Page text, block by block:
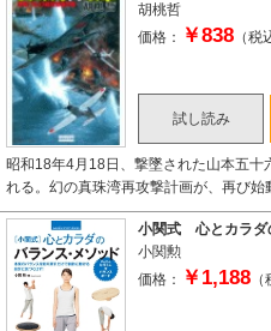
胡桃哲
価格：
￥838 （税
試し読み
昭和18年4月18日、撃墜された山本五
れる。幻の真珠湾再攻撃計画が、再び始
小関式 心とカラダ
小関勲
価格：
￥1,188